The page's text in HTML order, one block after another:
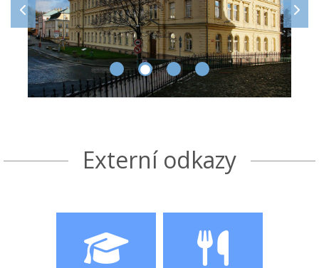
Externí odkazy